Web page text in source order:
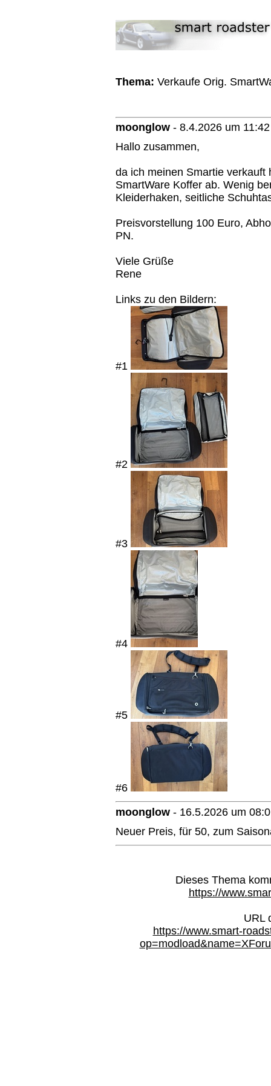
Thema: Verkaufe Orig.
moonglow - 8.4.2026 um 11:42
Hallo zusammen,
da ich meinen Smartie
SmartWare Koffer ab. Wenig
Kleiderhaken, seitliche
Preisvorstellung 100 Euro,
PN.
Viele Grüße
Rene
Links zu den Bildern:
#1
#2
#3
#4
#5
#6
moonglow - 16.5.2026 um
Neuer Preis, für 50, zum
Dieses Thema
https://
URL
https://www.smart-